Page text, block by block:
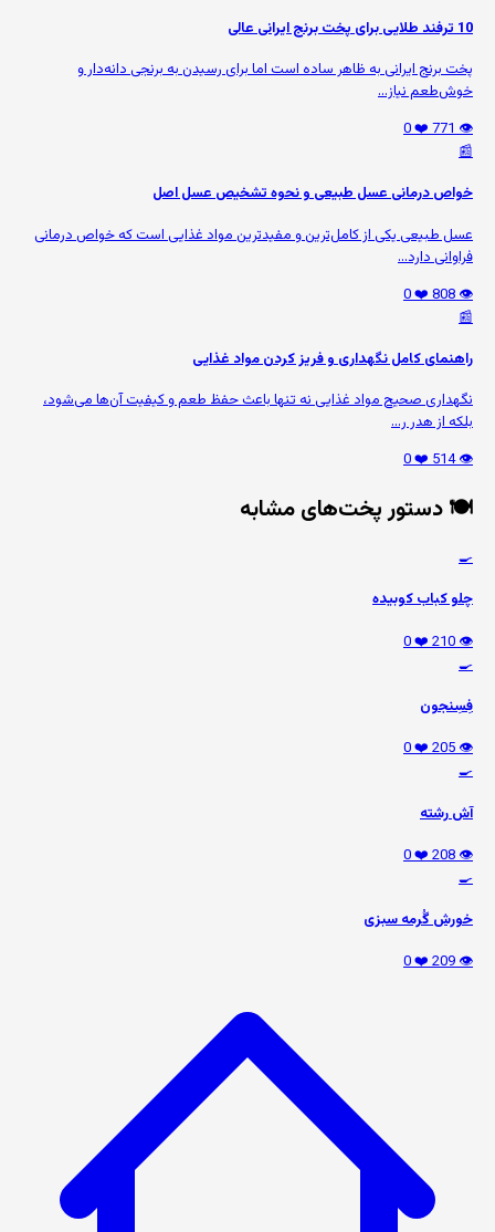
10 ترفند طلایی برای پخت برنج ایرانی عالی
پخت برنج ایرانی به ظاهر ساده است اما برای رسیدن به برنجی دانه‌دار و
خوش‌طعم نیاز...
👁️ 771
❤️ 0
📰
خواص درمانی عسل طبیعی و نحوه تشخیص عسل اصل
عسل طبیعی یکی از کامل‌ترین و مفیدترین مواد غذایی است که خواص درمانی
فراوانی دارد...
👁️ 808
❤️ 0
📰
راهنمای کامل نگهداری و فریز کردن مواد غذایی
نگهداری صحیح مواد غذایی نه تنها باعث حفظ طعم و کیفیت آن‌ها می‌شود،
بلکه از هدر ر...
👁️ 514
❤️ 0
🍽️ دستور پخت‌های مشابه
🍳
چلو کباب کوبیده
👁️ 210
❤️ 0
🍳
فِسِنجون
👁️ 205
❤️ 0
🍳
آش رشته
👁️ 208
❤️ 0
🍳
خورش گُرمه سبزی
👁️ 209
❤️ 0